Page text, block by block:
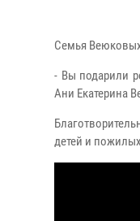
Семья
- Вы подарили
Ани Екатерина
детей и